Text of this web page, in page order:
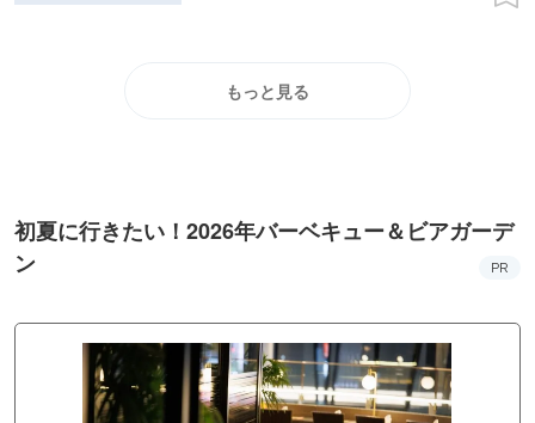
もっと見る
初夏に行きたい！2026年バーベキュー＆ビアガーデ
ン
PR